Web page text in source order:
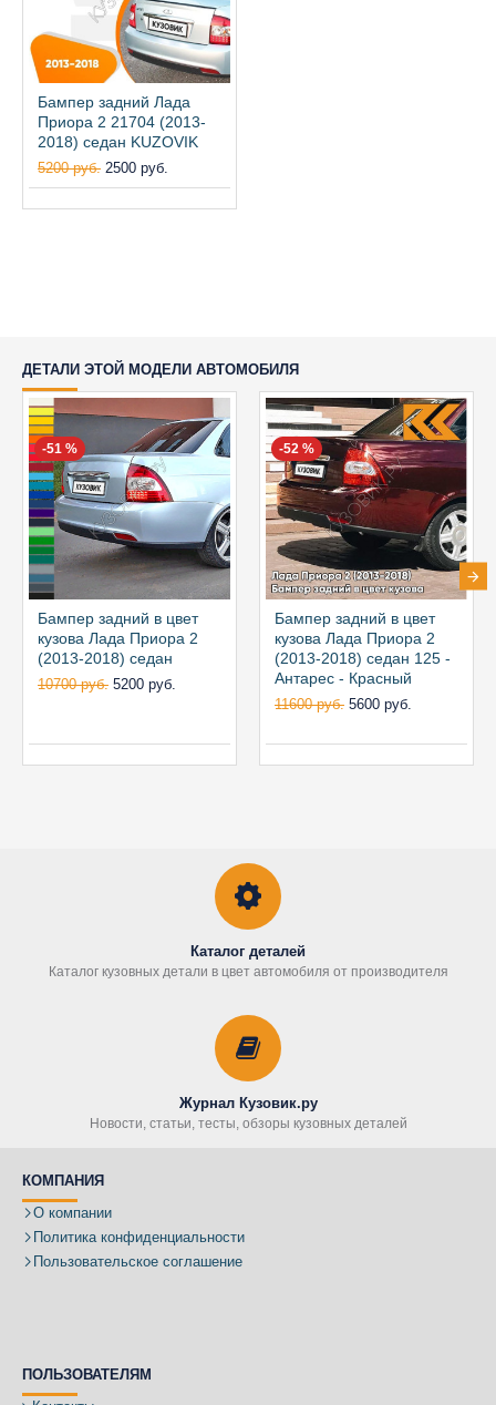
Бампер задний Лада
Приора 2 21704 (2013-
2018) седан KUZOVIK
5200 руб. 2500 руб.
ДЕТАЛИ ЭТОЙ МОДЕЛИ АВТОМОБИЛЯ
-51 %
Бампер задний в цвет
кузова Лада Приора 2
(2013-2018) седан
10700 руб. 5200 руб.
-52 %
Бампер задний в цвет
кузова Лада Приора 2
(2013-2018) седан 125 -
Антарес - Красный
11600 руб. 5600 руб.
Каталог деталей
Каталог кузовных детали в цвет автомобиля от производителя
Журнал Кузовик.ру
Новости, статьи, тесты, обзоры кузовных деталей
КОМПАНИЯ
О компании
Политика конфиденциальности
Пользовательское соглашение
ПОЛЬЗОВАТЕЛЯМ